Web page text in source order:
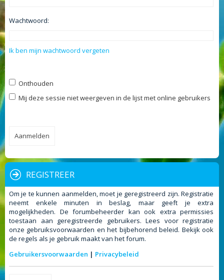
Wachtwoord:
Ik ben mijn wachtwoord vergeten
Onthouden
Mij deze sessie niet weergeven in de lijst met online gebruikers
REGISTREER
Om je te kunnen aanmelden, moet je geregistreerd zijn. Registratie
neemt enkele minuten in beslag, maar geeft je extra
mogelijkheden. De forumbeheerder kan ook extra permissies
toestaan aan geregistreerde gebruikers. Lees voor registratie
onze gebruiksvoorwaarden en het bijbehorend beleid. Bekijk ook
de regels als je gebruik maakt van het forum.
Gebruikersvoorwaarden | Privacybeleid